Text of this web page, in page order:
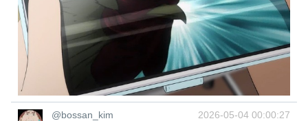
@bossan_kim 2026-05-04 00:00:27